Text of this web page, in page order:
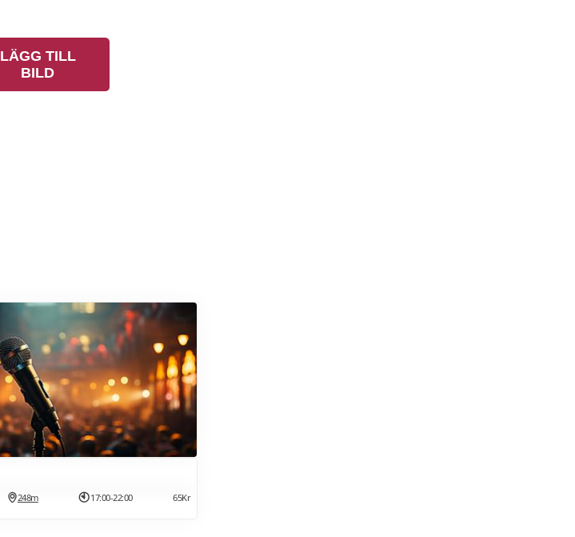
LÄGG TILL
BILD
248m 17:00-22:00 65Kr